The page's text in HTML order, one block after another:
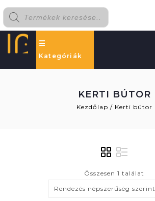
Kategóriák
KERTI BÚTOR
Kezdőlap / Kerti bútor
Összesen 1 találat
Rendezés népszerűség szerint